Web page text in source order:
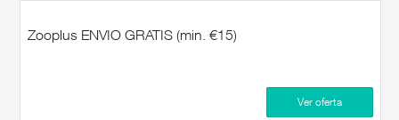
Zooplus ENVIO GRATIS (min. €15)
Ver oferta